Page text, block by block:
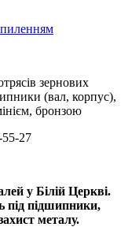
зернових
(вал, корпус),
бронзою
27
у Білій Церкві.
під підшипники,
металу.